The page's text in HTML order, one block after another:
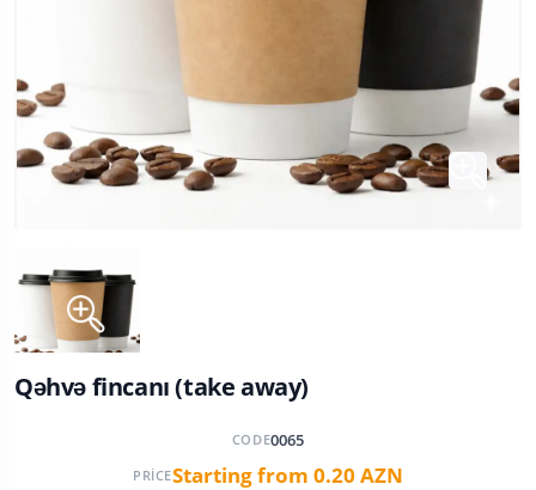
Qəhvə fincanı (take away)
CODE0065
PRICEStarting from 0.20 AZN